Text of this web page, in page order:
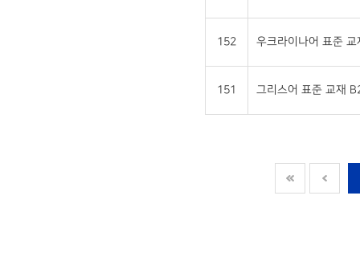
152 우크라이나어 표준
151 그리스어 표준 교재